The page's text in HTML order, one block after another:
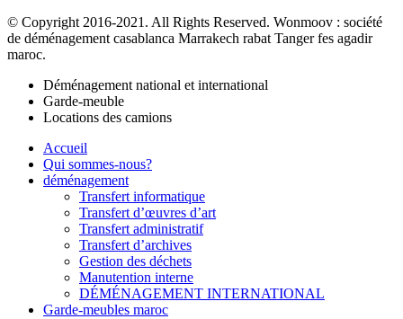
© Copyright 2016-2021. All Rights Reserved. Wonmoov : société
de déménagement casablanca Marrakech rabat Tanger fes agadir
maroc.
Déménagement national et international
Garde-meuble
Locations des camions
Accueil
Qui sommes-nous?
déménagement
Transfert informatique
Transfert d’œuvres d’art
Transfert administratif
Transfert d’archives
Gestion des déchets
Manutention interne
DÉMÉNAGEMENT INTERNATIONAL
Garde-meubles maroc